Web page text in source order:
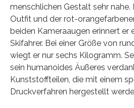
menschlichen Gestalt sehr nahe.
Outfit und der rot-
beiden Kameraaugen erinnert er
Skifahrer. Bei einer Größe von
wiegt er nur sechs Kilogramm.
sein humanoides Äußeres
Kunststoffteilen, die mit einem
Druckverfahren hergestellt